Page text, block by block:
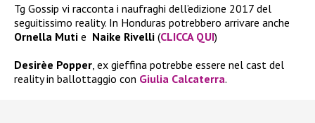
Tg Gossip vi racconta i naufraghi dell’edizione 2017 del
seguitissimo reality. In Honduras potrebbero arrivare anche
Ornella Muti e Naike Rivelli (CLICCA QUI)
Desirèe Popper , ex gieffina potrebbe essere nel cast del
reality in ballottaggio con Giulia Calcaterra.